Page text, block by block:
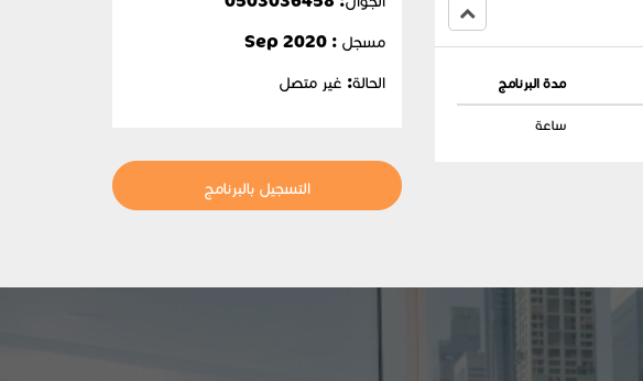
مدة البرنامج
ساعة
مسجل : Sep 2020
الحالة: غير متصل
التسجيل بالبرنامج